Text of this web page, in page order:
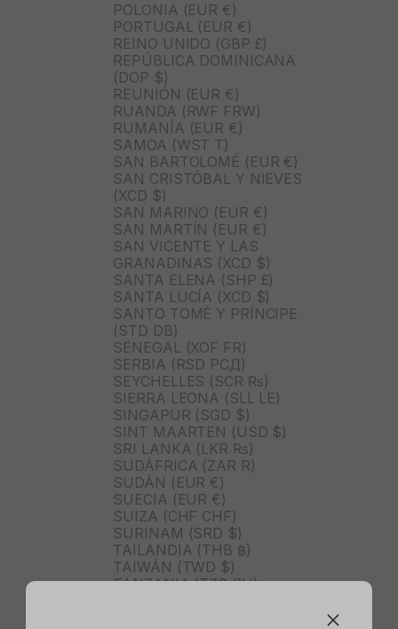
POLONIA (EUR €)
PORTUGAL (EUR €)
REINO UNIDO (GBP £)
REPÚBLICA DOMINICANA
(DOP $)
REUNIÓN (EUR €)
RUANDA (RWF FRW)
RUMANÍA (EUR €)
SAMOA (WST T)
SAN BARTOLOMÉ (EUR €)
SAN CRISTÓBAL Y NIEVES
(XCD $)
SAN MARINO (EUR €)
SAN MARTÍN (EUR €)
SAN VICENTE Y LAS
GRANADINAS (XCD $)
SANTA ELENA (SHP £)
SANTA LUCÍA (XCD $)
SANTO TOMÉ Y PRÍNCIPE
(STD DB)
SENEGAL (XOF FR)
SERBIA (RSD РСД)
SEYCHELLES (SCR ₨)
SIERRA LEONA (SLL LE)
SINGAPUR (SGD $)
SINT MAARTEN (USD $)
SRI LANKA (LKR ₨)
SUDÁFRICA (ZAR R)
SUDÁN (EUR €)
SUECIA (EUR €)
SUIZA (CHF CHF)
SURINAM (SRD $)
TAILANDIA (THB ฿)
TAIWÁN (TWD $)
TANZANIA (TZS SH)